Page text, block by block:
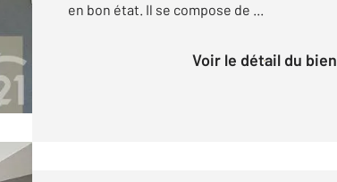
en bon état. Il se compose de ...
Voir le détail du bien